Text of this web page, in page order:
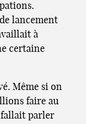
lancement
à
certaine
Même si on
faire au
fallait parler